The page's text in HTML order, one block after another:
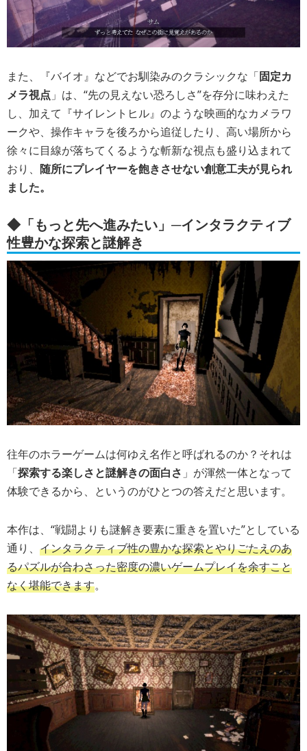
また、『バイオ』などでお馴染みのクラシックな「固定カ
メラ視点 」は、“先の見えない恐ろしさ”を存分に味わえた
し、加えて『サイレントヒル』のような映画的なカメラワ
ークや、操作キャラを後ろから追従したり、高い場所から
徐々に目線が落ちてくるような斬新な視点も盛り込まれて
おり、 随所にプレイヤーを飽きさせない創意工夫が見られ
ました。
◆「もっと先へ進みたい」─インタラクティブ
性豊かな探索と謎解き
往年のホラーゲームは何ゆえ名作と呼ばれるのか？それは
「探索する楽しさと謎解きの面白さ 」が渾然一体となって
体験できるから、というのがひとつの答えだと思います。
本作は、“戦闘よりも謎解き要素に重きを置いた”としている
通り、 インタラクティブ性の豊かな探索とやりごたえのあ
るパズルが合わさった密度の濃いゲームプレイを余すこと
なく堪能できます。